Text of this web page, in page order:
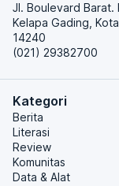
Jl. Boulevard Barat.
Kelapa Gading,
14240
(021) 29382700
Kategori
Berita
Literasi
Review
Komunitas
Data & Alat